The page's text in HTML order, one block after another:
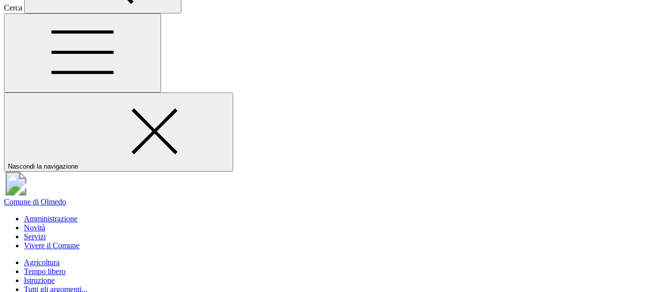
Cerca
Nascondi la navigazione
Comune di Olmedo
Amministrazione
Novità
Servizi
Vivere il Comune
Agricoltura
Tempo libero
Istruzione
Tutti gli argomenti...